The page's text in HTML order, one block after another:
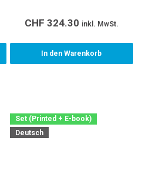
CHF 324.30 inkl. MwSt.
In den Warenkorb
Set (Printed + E-book)
Deutsch